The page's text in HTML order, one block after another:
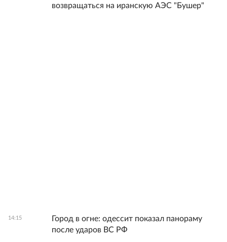
возвращаться на иранскую АЭС "Бушер"
14:15
Город в огне: одессит показал панораму
после ударов ВС РФ